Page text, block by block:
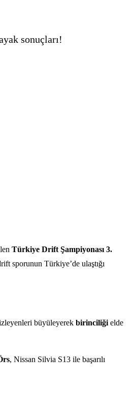
sonuçları!
Türkiye Drift Şampiyonası 3.
sporunun Türkiye’de ulaştığı
büyüleyerek birinciliği elde
, Nissan Silvia S13 ile başarılı